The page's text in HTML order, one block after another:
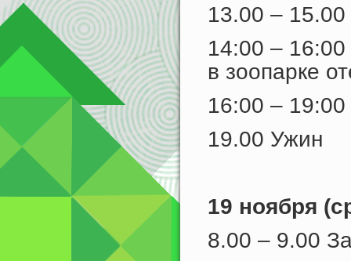
13.00 –
14:00 –
в зоопарке
16:00 – 19:00
19.00 Ужин
19 ноября
8.00 – 9.00